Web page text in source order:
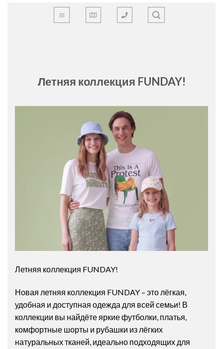
Летняя коллекция FUNDAY!
Летняя коллекция FUNDAY!
Новая летняя коллекция FUNDAY – это лёгкая,
удобная и доступная одежда для всей семьи! В
коллекции вы найдёте яркие футболки, платья,
комфортные шорты и рубашки из лёгких
натуральных тканей, идеально подходящих для